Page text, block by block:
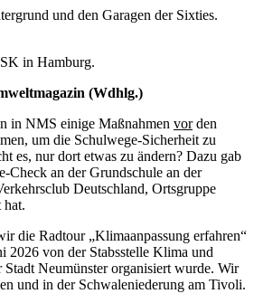
und den Garagen der Sixties.
in Hamburg.
(Wdhlg.)
in NMS einige Maßnahmen vorden
um die Schulwege-Sicherheit zu
es, nur dort etwas zu ändern? Dazu gab
Check an der Grundschule an der
Deutschland, Ortsgruppe
die Radtour „Klimaanpassung erfahren“
2026 von der Stabsstelle Klima und
Neumünster organisiert wurde. Wir
und in der Schwaleniederung am Tivoli.